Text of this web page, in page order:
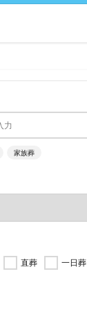
家族葬
直葬 一日葬